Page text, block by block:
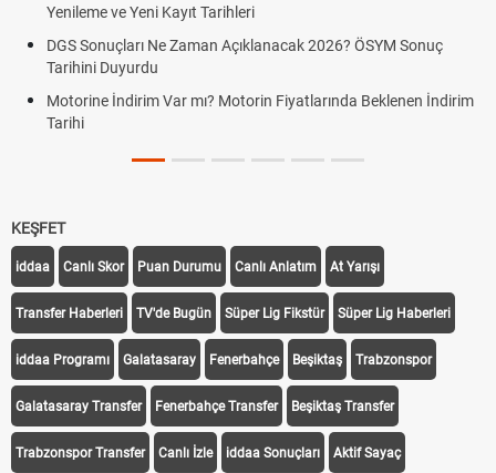
Yenileme ve Yeni Kayıt Tarihleri
DGS Sonuçları Ne Zaman Açıklanacak 2026? ÖSYM Sonuç
Tarihini Duyurdu
Motorine İndirim Var mı? Motorin Fiyatlarında Beklenen İndirim
Tarihi
KEŞFET
iddaa Canlı Skor Puan Durumu Canlı Anlatım At Yarışı
Transfer Haberleri TV'de Bugün Süper Lig Fikstür Süper Lig Haberleri
iddaa Programı Galatasaray Fenerbahçe Beşiktaş Trabzonspor
Galatasaray Transfer Fenerbahçe Transfer Beşiktaş Transfer
Trabzonspor Transfer Canlı İzle iddaa Sonuçları Aktif Sayaç